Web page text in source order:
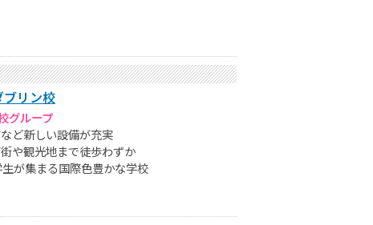
リン校
グループ
ど新しい設備が充実
や観光地まで徒歩わずか
が集まる国際色豊かな学校